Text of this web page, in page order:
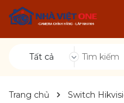
Tất cả
Trang chủ Switch